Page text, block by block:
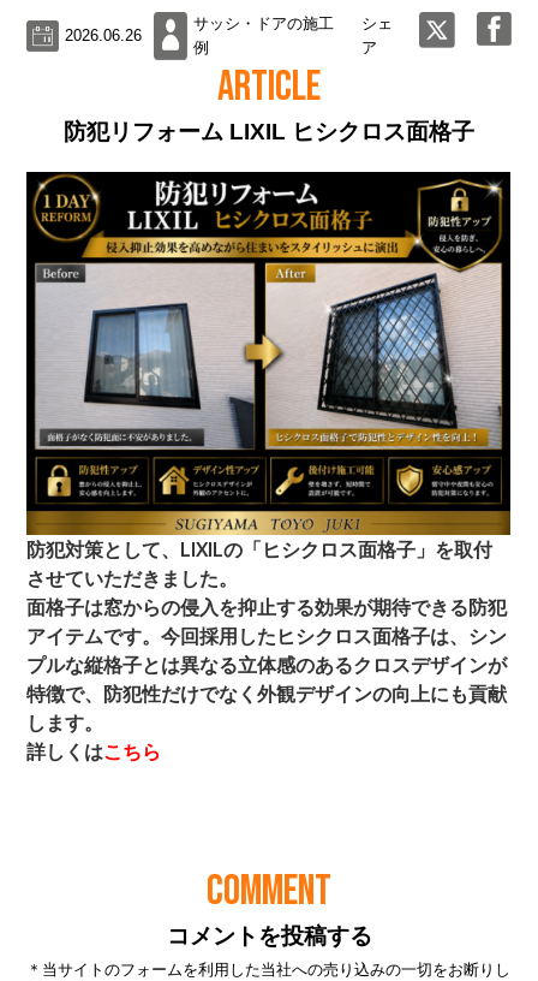
2026.06.26
サッシ・ドアの施工
例
シェ
ア
ARTICLE
防犯リフォーム LIXIL ヒシクロス面格子
COMMENT
コメントを投稿する
＊当サイトのフォームを利用した当社への売り込みの一切をお断りし